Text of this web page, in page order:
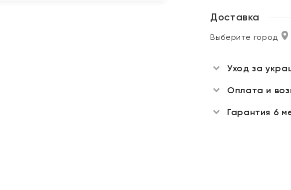
Доставка
Выберите город
Уход за
Оплата и
Гарантия 6